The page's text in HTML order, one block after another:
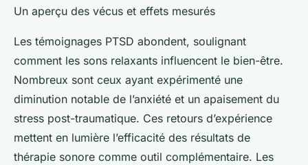
Un aperçu des vécus et effets mesurés
Les témoignages PTSD abondent, soulignant
comment les sons relaxants influencent le bien-être.
Nombreux sont ceux ayant expérimenté une
diminution notable de l’anxiété et un apaisement du
stress post-traumatique. Ces retours d’expérience
mettent en lumière l’efficacité des résultats de
thérapie sonore comme outil complémentaire. Les